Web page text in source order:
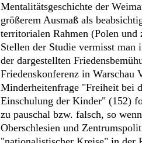
Mentalitätsgeschichte der
größerem Ausmaß als
territorialen Rahmen (Polen
Stellen der Studie vermisst man
der dargestellten
Friedenskonferenz in Warschau
Minderheitenfrage "Freiheit bei
Einschulung der Kinder" (152)
zu pauschal bzw. falsch, so
Oberschlesien und